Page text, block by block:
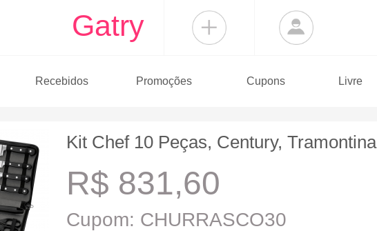
Gatry
Recebidos Promoções Cupons Livre
Kit Chef 10 Peças, Century, Tramontina
R$ 831,60
Cupom: CHURRASCO30